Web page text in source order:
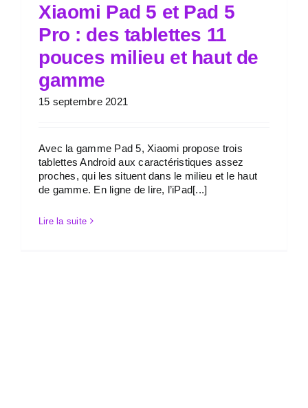
Xiaomi Pad 5 et Pad 5
Pro : des tablettes 11
pouces milieu et haut de
gamme
15 septembre 2021
Avec la gamme Pad 5, Xiaomi propose trois
tablettes Android aux caractéristiques assez
proches, qui les situent dans le milieu et le haut
de gamme. En ligne de lire, l’iPad[...]
Lire la suite